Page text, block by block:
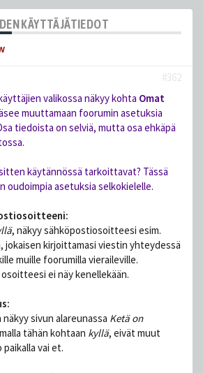
KÄYTTÄJÄTIEDOT
#362
valikossa näkyy kohta Omat
muuttamaan foorumin asetuksia
tiedoista on selviä, mutta osa ehkäpä
käytännössä tarkoittavat? Tässä
oudoimpia asetuksia selkokielelle.
, näkyy sähköpostiosoitteesi esim.
jokaisen kirjoittamasi viestin yhteydessä
muille foorumilla vieraileville.
ei näy kenellekään.
sivun alareunassa Ketä on
tähän kohtaan kyllä, eivät muut
vai et.